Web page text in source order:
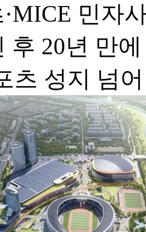
민자
후 20년 만
츠 성지 넘